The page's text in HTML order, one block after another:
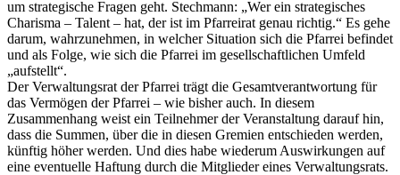
um strategische Fragen geht. Stechmann: „Wer ein strategisches
Charisma – Talent – hat, der ist im Pfarreirat genau richtig.“ Es gehe
darum, wahrzunehmen, in welcher Situation sich die Pfarrei befindet
und als Folge, wie sich die Pfarrei im gesellschaftlichen Umfeld
„aufstellt“.
Der Verwaltungsrat der Pfarrei trägt die Gesamtverantwortung für
das Vermögen der Pfarrei – wie bisher auch. In diesem
Zusammenhang weist ein Teilnehmer der Veranstaltung darauf hin,
dass die Summen, über die in diesen Gremien entschieden werden,
künftig höher werden. Und dies habe wiederum Auswirkungen auf
eine eventuelle Haftung durch die Mitglieder eines Verwaltungsrats.